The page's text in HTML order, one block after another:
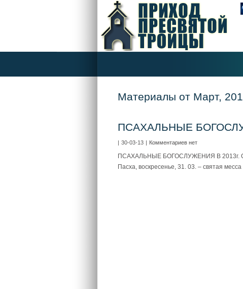
Материалы от Март,
ПСАХАЛЬНЫЕ
| 30-03-13 | Комментариев нет
ПСАХАЛЬНЫЕ БОГОСЛУЖЕНИЯ В 2013г.
Пасха, воскресенье, 31. 03. – святая месса